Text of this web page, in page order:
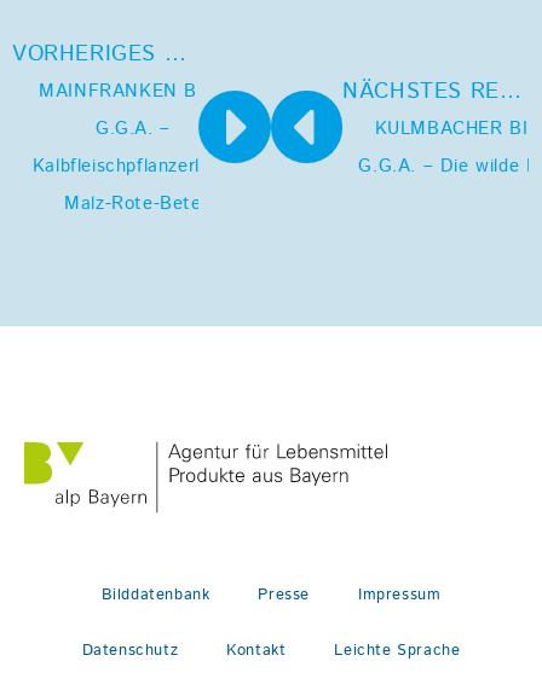
NÄCHSTES REZEPT
KULMBACHER
G.G.A. – Die wilde
VORHERIGES REZEPT
MAINFRANKEN BIER
G.G.A. –
Kalbfleischpflanzerl mit
Malz-Rote-Bete
Bilddatenbank Presse Impressum
Datenschutz Kontakt Leichte Sprache